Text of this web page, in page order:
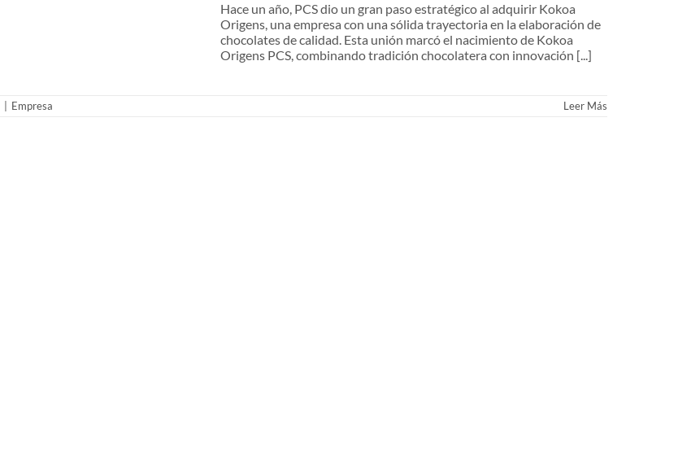
Hace un año, PCS dio un gran paso estratégico al adquirir Kokoa
Origens, una empresa con una sólida trayectoria en la elaboración de
chocolates de calidad. Esta unión marcó el nacimiento de Kokoa
Origens PCS, combinando tradición chocolatera con innovación [...]
Empresa Leer Más